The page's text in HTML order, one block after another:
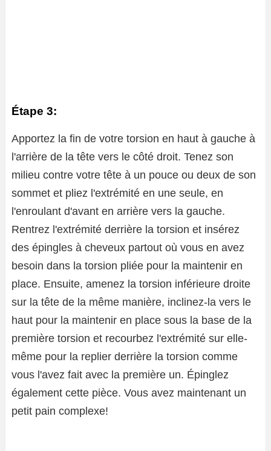
Étape 3:
Apportez la fin de votre torsion en haut à gauche à
l'arrière de la tête vers le côté droit. Tenez son
milieu contre votre tête à un pouce ou deux de son
sommet et pliez l'extrémité en une seule, en
l'enroulant d'avant en arrière vers la gauche.
Rentrez l'extrémité derrière la torsion et insérez
des épingles à cheveux partout où vous en avez
besoin dans la torsion pliée pour la maintenir en
place. Ensuite, amenez la torsion inférieure droite
sur la tête de la même manière, inclinez-la vers le
haut pour la maintenir en place sous la base de la
première torsion et recourbez l'extrémité sur elle-
même pour la replier derrière la torsion comme
vous l'avez fait avec la première un. Épinglez
également cette pièce. Vous avez maintenant un
petit pain complexe!